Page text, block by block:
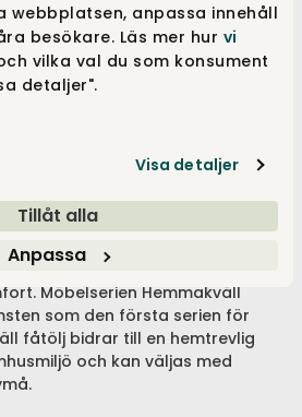
anpassa innehåll
besökare. Läs mer hur vi
vilka val du som konsument
detaljer".
Visa detaljer
Tillåt alla
Anpassa
som skapades för
år 1923. Farmor är
av Malmsten år 1956,
namngivits efter
designad åt den
i Gävle, Sven Häggbom.
annan fåtölj med stark karaktär.
om plats och skapar en
Möbelserien Hemmakväll
som den första serien för
fåtölj bidrar till en hemtrevlig
och kan väljas med